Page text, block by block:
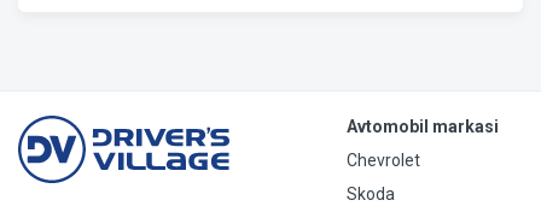
Avtomobil markasi
Chevrolet
Skoda